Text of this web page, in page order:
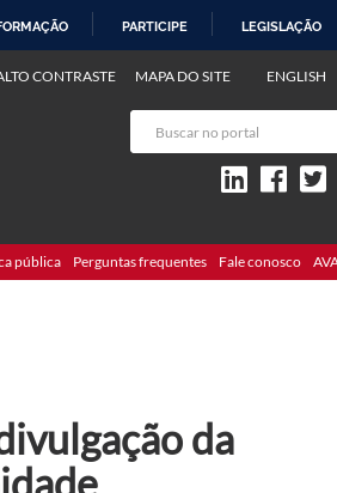
PARTICIPE LEGISLAÇÃO
ENGLISH
CONTRASTE MAPA DO SITE
pública Perguntas frequentes Fale conosco
da